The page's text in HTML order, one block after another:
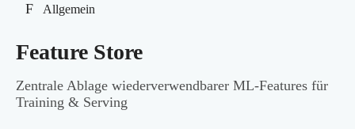
F Allgemein
Feature Store
Zentrale Ablage wiederverwendbarer ML-Features für
Training & Serving